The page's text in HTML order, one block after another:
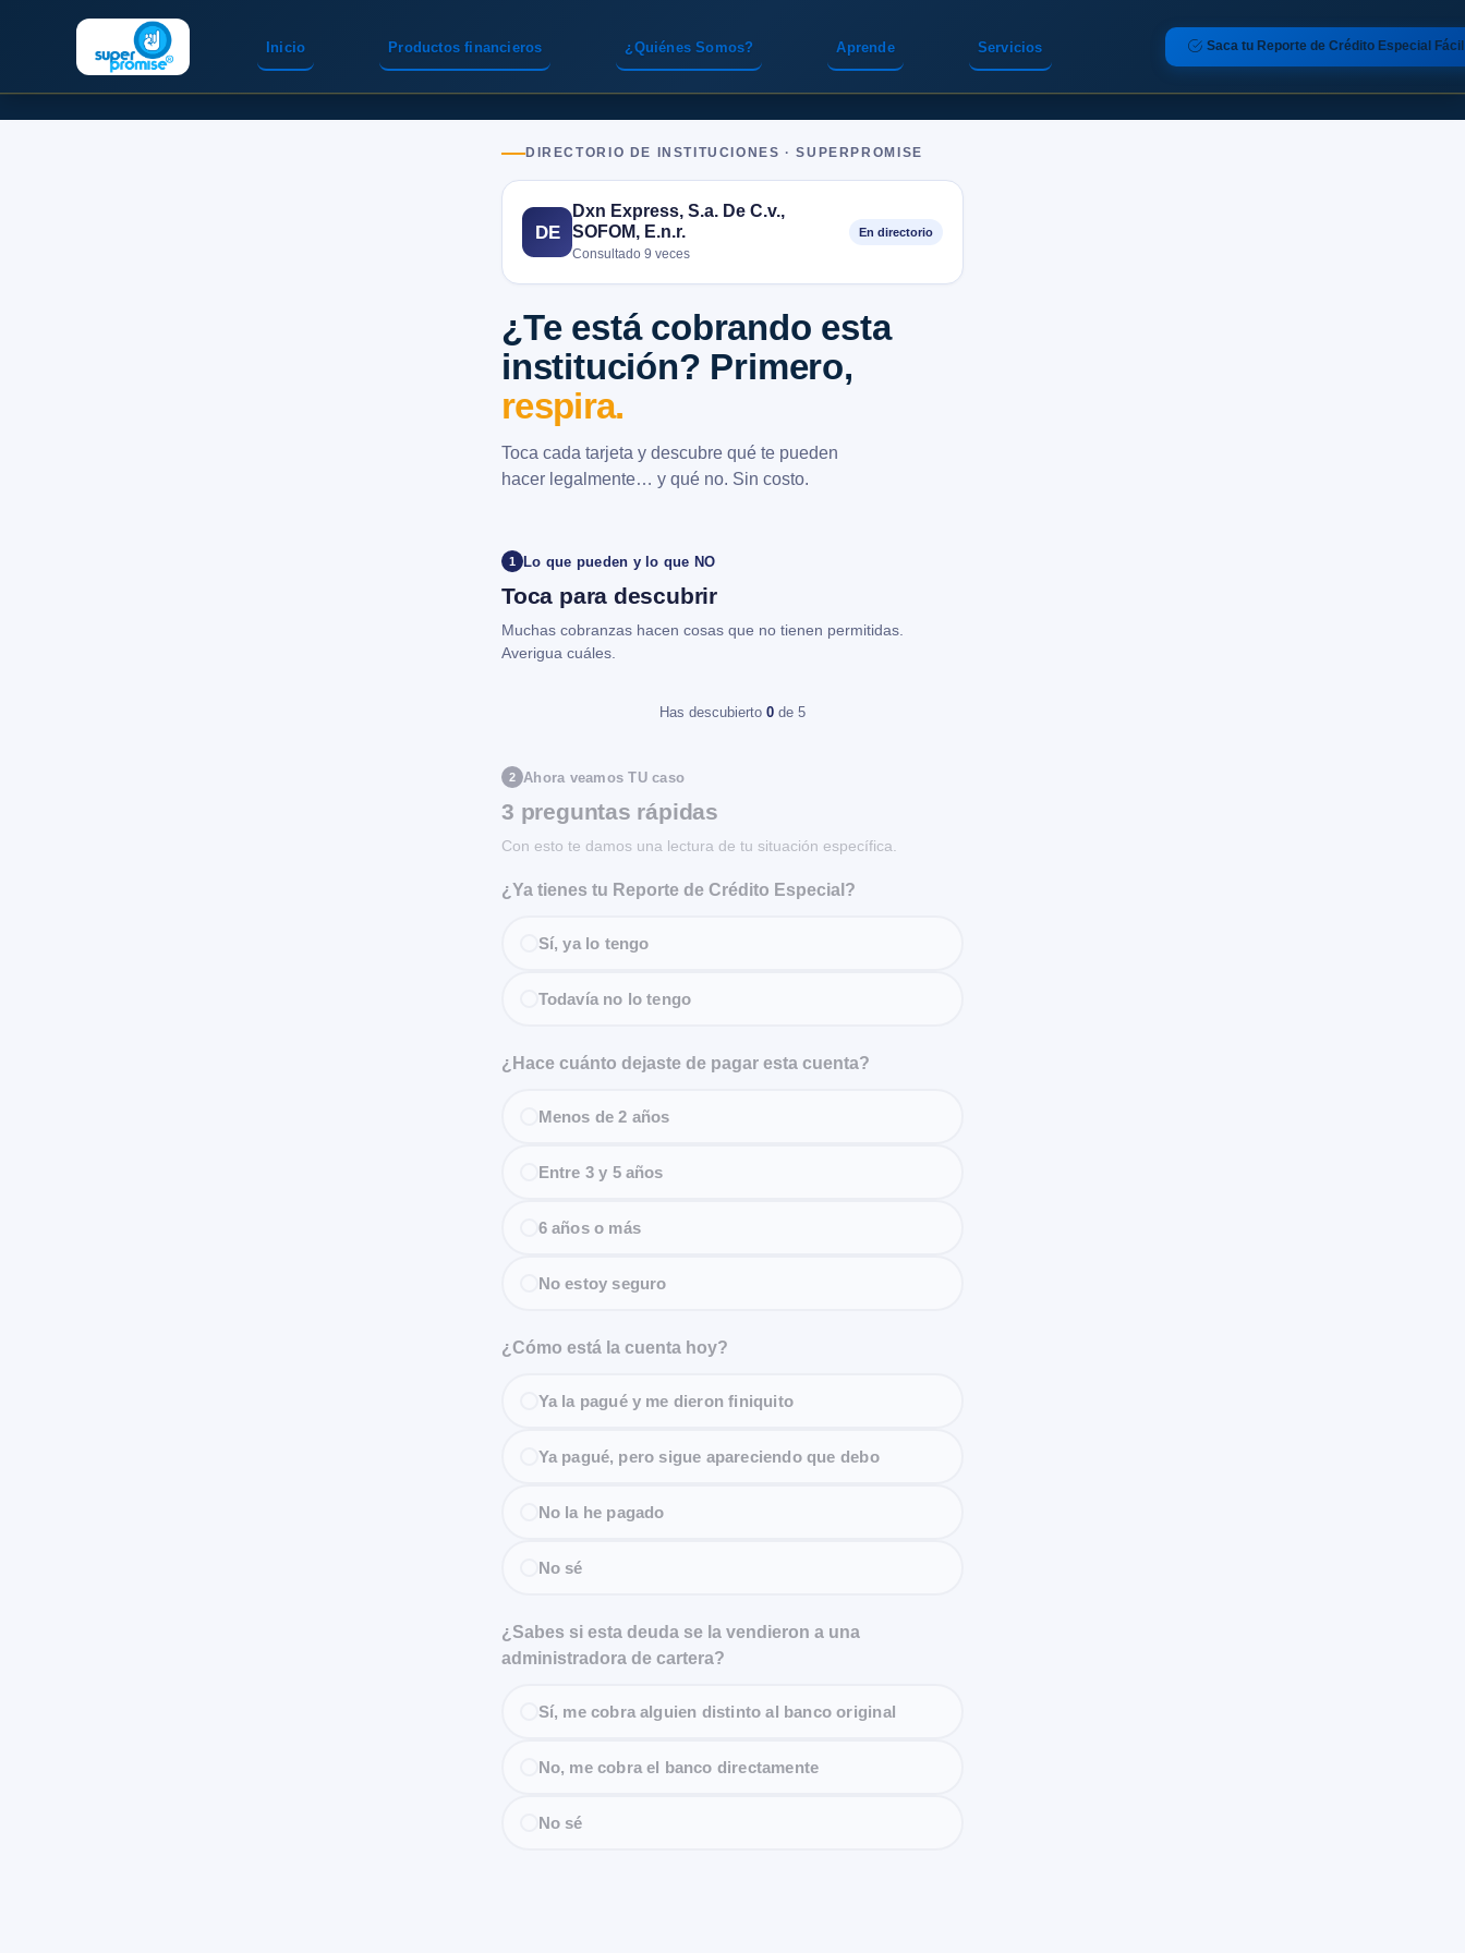
Inicio Servicios
Productos financieros ¿Quiénes Somos? Aprende Saca tu Reporte de Crédito Especial Fácil
DIRECTORIO DE INSTITUCIONES · SUPERPROMISE
DE
Dxn Express, S.a. De C.v.,
SOFOM, E.n.r.
Consultado 9 veces
En directorio
¿Te está cobrando esta
institución? Primero,
respira.
Toca cada tarjeta y descubre qué te pueden
hacer legalmente… y qué no. Sin costo.
1 Lo que pueden y lo que NO
Toca para descubrir
Muchas cobranzas hacen cosas que no tienen permitidas.
Averigua cuáles.
Has descubierto 0 de 5
2 Ahora veamos TU caso
3 preguntas rápidas
Con esto te damos una lectura de tu situación específica.
¿Ya tienes tu Reporte de Crédito Especial?
Sí, ya lo tengo
Todavía no lo tengo
¿Hace cuánto dejaste de pagar esta cuenta?
Menos de 2 años
Entre 3 y 5 años
6 años o más
No estoy seguro
¿Cómo está la cuenta hoy?
Ya la pagué y me dieron finiquito
Ya pagué, pero sigue apareciendo que debo
No la he pagado
No sé
¿Sabes si esta deuda se la vendieron a una
administradora de cartera?
Sí, me cobra alguien distinto al banco original
No, me cobra el banco directamente
No sé